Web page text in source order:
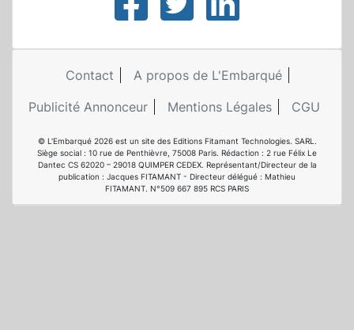
Contact
A propos de L'Embarqué
Publicité Annonceur
Mentions Légales CGU
© L'Embarqué 2026 est un site des Editions Fitamant Technologies. SARL.
Siège social : 10 rue de Penthièvre, 75008 Paris. Rédaction : 2 rue Félix Le
Dantec CS 62020 – 29018 QUIMPER CEDEX. Représentant/Directeur de la
publication : Jacques FITAMANT - Directeur délégué : Mathieu
FITAMANT. N°509 667 895 RCS PARIS